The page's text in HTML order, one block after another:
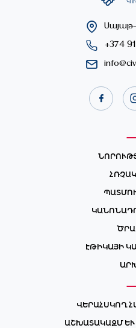
+374
ԷԹԻԿԱՅԻ
ՎԵՐԱՀՍԿՈՂ
ԱՇԽԱՏԱԿԱԶՄ ԵՒ